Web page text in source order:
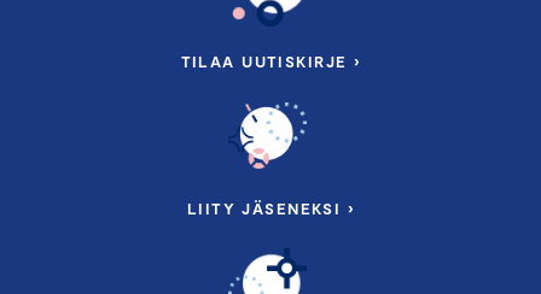
TILAA UUTISKIRJE ›
LIITY JÄSENEKSI ›